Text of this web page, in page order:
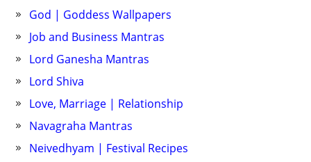
God | Goddess Wallpapers
Job and Business Mantras
Lord Ganesha Mantras
Lord Shiva
Love, Marriage | Relationship
Navagraha Mantras
Neivedhyam | Festival Recipes